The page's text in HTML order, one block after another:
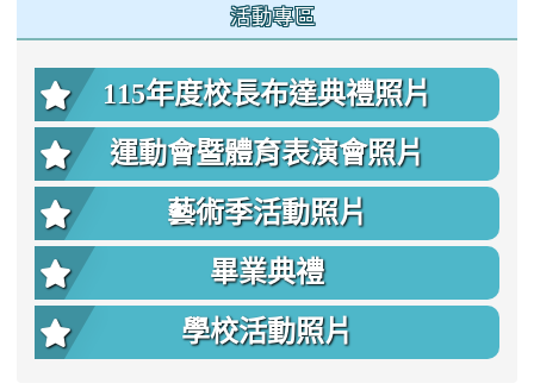
活動專區
115年度校長布達典禮照片
運動會暨體育表演會照片
藝術季活動照片
畢業典禮
學校活動照片